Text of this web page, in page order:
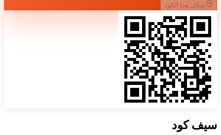
سجّل هذا الكود
سيفكود